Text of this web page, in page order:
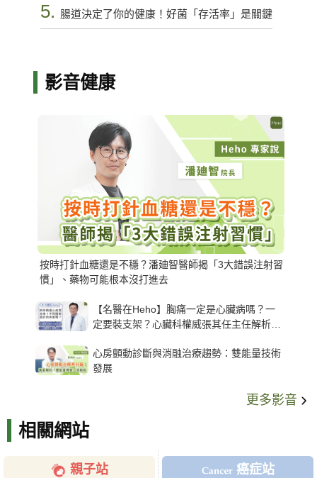
5. 腸道決定了你的健康！好菌「存活率」是關鍵
影音健康
按時打針血糖還是不穩？潘廸智醫師揭「3大錯誤注射習
慣」、藥物可能根本沒打進去
【名醫在Heho】胸痛一定是心臟病嗎？一
定要裝支架？心臟科權威張其任主任解析支
心房顫動診斷與消融治療趨勢：雙能量技術
發展
更多影音
相關網站
親子站 癌症站